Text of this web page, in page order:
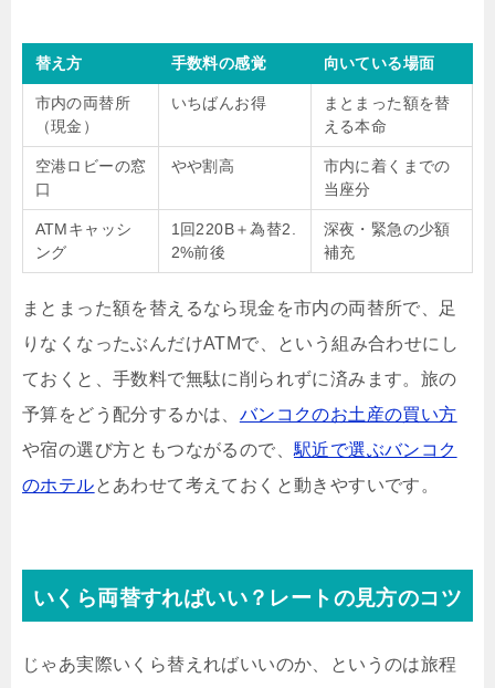
替え方 手数料の感覚 向いている場面
市内の両替所
（現金）
いちばんお得
まとまった額を替
える本命
空港ロビーの窓
口
やや割高
市内に着くまでの
当座分
ATMキャッシ
ング
1回220B＋為替2.
2%前後
深夜・緊急の少額
補充
まとまった額を替えるなら現金を市内の両替所で、足
りなくなったぶんだけATMで、という組み合わせにし
ておくと、手数料で無駄に削られずに済みます。旅の
予算をどう配分するかは、 バンコクのお土産の買い方
や宿の選び方ともつながるので、 駅近で選ぶバンコク
のホテルとあわせて考えておくと動きやすいです。
いくら両替すればいい？レートの見方のコツ
じゃあ実際いくら替えればいいのか、というのは旅程